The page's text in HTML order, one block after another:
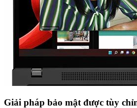
Giải pháp bảo mật được tùy